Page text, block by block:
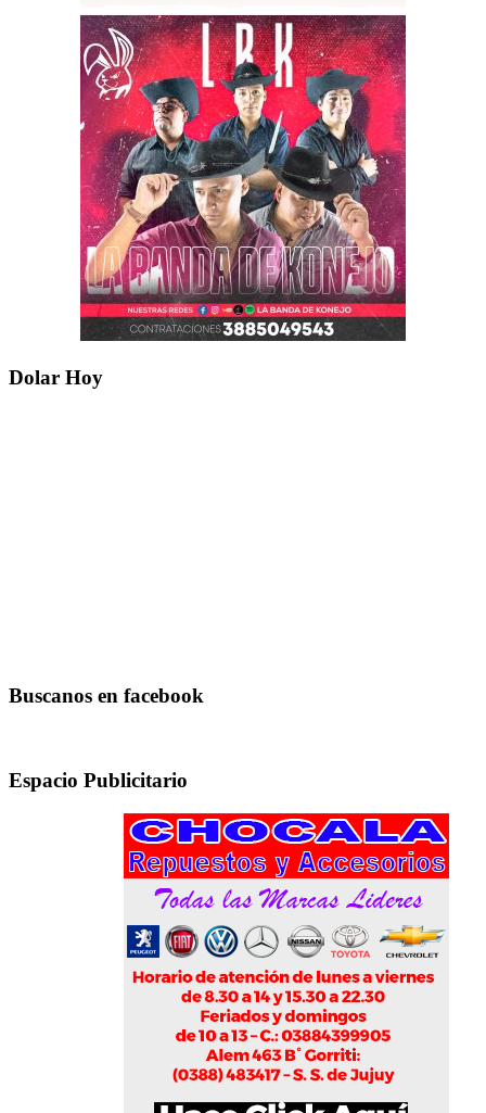
Dolar Hoy
Buscanos en facebook
Espacio Publicitario